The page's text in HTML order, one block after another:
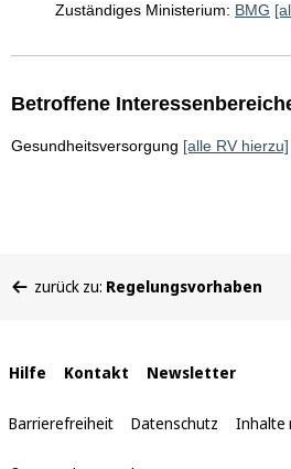
Zuständiges Ministerium: BMG
Betroffene
Gesundheitsversorgung [alle RV hierzu]
befinden
zurück zu: Regelungsvorhaben
Interne
Links
Hilfe Kontakt Newsletter
Barrierefreiheit Datenschutz Inhalte